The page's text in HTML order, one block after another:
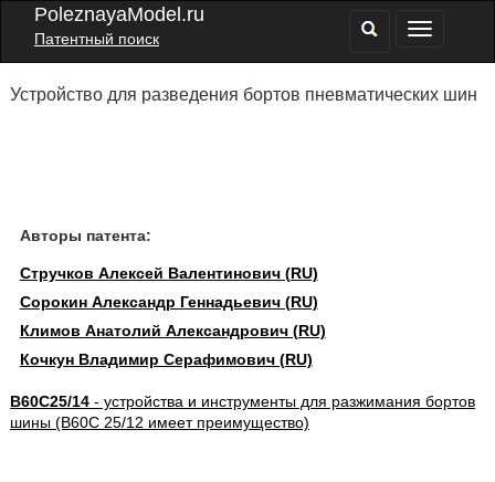
PoleznayaModel.ru
Патентный поиск
Устройство для разведения бортов пневматических шин
Авторы патента:
Стручков Алексей Валентинович (RU)
Сорокин Александр Геннадьевич (RU)
Климов Анатолий Александрович (RU)
Кочкун Владимир Серафимович (RU)
B60C25/14- устройства и инструменты для разжимания бортов
шины (B60C 25/12 имеет преимущество)